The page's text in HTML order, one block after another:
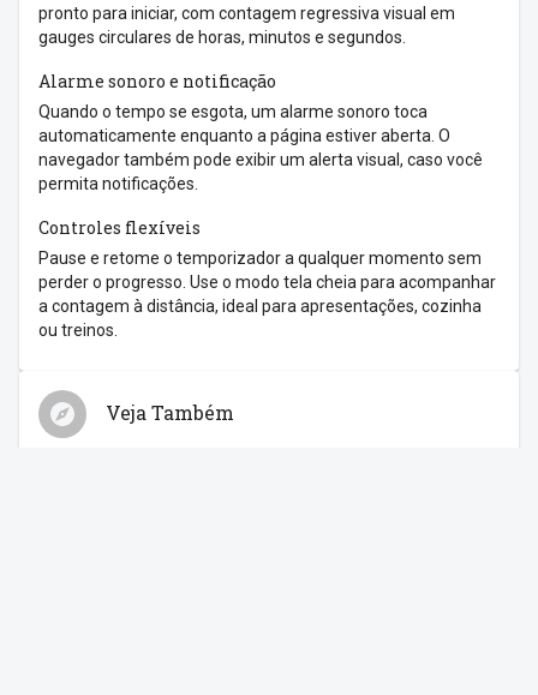
pronto para iniciar, com contagem regressiva visual em
gauges circulares de horas, minutos e segundos.
Alarme sonoro e notificação
Quando o tempo se esgota, um alarme sonoro toca
automaticamente enquanto a página estiver aberta. O
navegador também pode exibir um alerta visual, caso você
permita notificações.
Controles flexíveis
Pause e retome o temporizador a qualquer momento sem
perder o progresso. Use o modo tela cheia para acompanhar
a contagem à distância, ideal para apresentações, cozinha
ou treinos.
Veja Também